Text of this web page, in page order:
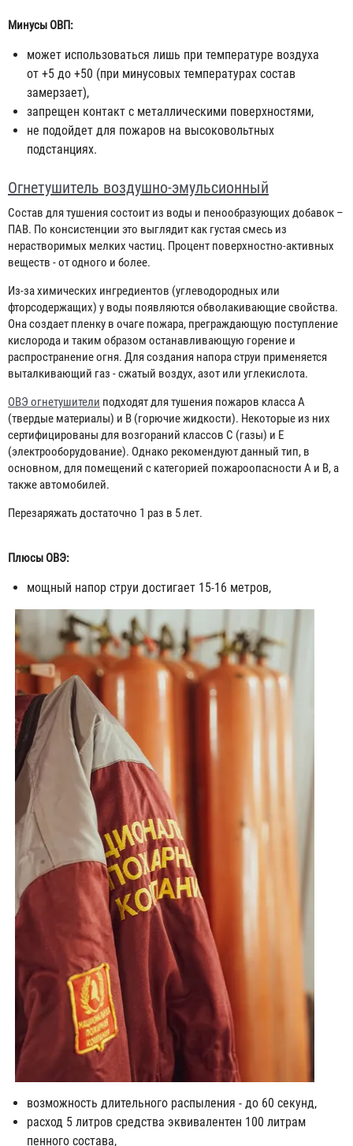
Минусы ОВП:
может использоваться лишь при температуре воздуха
от +5 до +50 (при минусовых температурах состав
замерзает),
запрещен контакт с металлическими поверхностями,
не подойдет для пожаров на высоковольтных
подстанциях.
Огнетушитель воздушно-эмульсионный
Состав для тушения состоит из воды и пенообразующих добавок –
ПАВ. По консистенции это выглядит как густая смесь из
нерастворимых мелких частиц. Процент поверхностно-активных
веществ - от одного и более.
Из-за химических ингредиентов (углеводородных или
фторсодержащих) у воды появляются обволакивающие свойства.
Она создает пленку в очаге пожара, преграждающую поступление
кислорода и таким образом останавливающую горение и
распространение огня. Для создания напора струи применяется
выталкивающий газ - сжатый воздух, азот или углекислота.
ОВЭ огнетушители подходят для тушения пожаров класса А
(твердые материалы) и В (горючие жидкости). Некоторые из них
сертифицированы для возгораний классов С (газы) и Е
(электрооборудование). Однако рекомендуют данный тип, в
основном, для помещений с категорией пожароопасности А и В, а
также автомобилей.
Перезаряжать достаточно 1 раз в 5 лет.
Плюсы ОВЭ:
мощный напор струи достигает 15-16 метров,
возможность длительного распыления - до 60 секунд,
расход 5 литров средства эквивалентен 100 литрам
пенного состава,